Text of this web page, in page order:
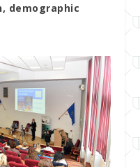
demographic